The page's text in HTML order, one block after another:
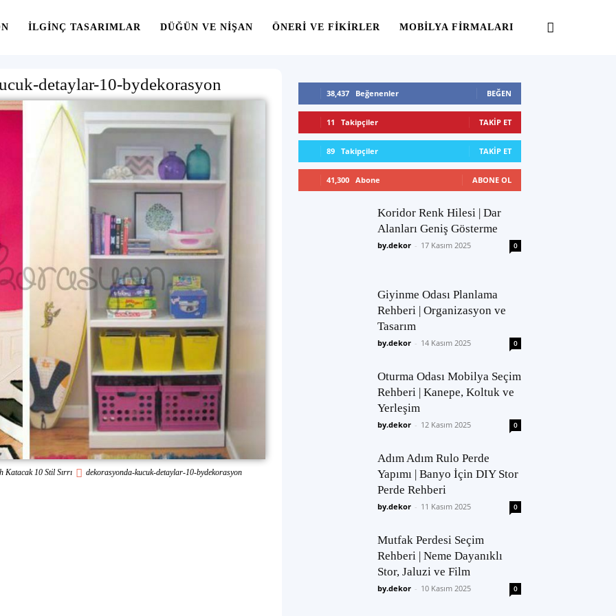
İLGINÇ TASARIMLAR DÜĞÜN VE NIŞAN ÖNERI VE FIKIRLER MOBILYA FIRMALARI
detaylar-10-bydekorasyon
Katacak 10 Stil Sırrı dekorasyonda-kucuk-detaylar-10-bydekorasyon
38,437 Beğenenler BEĞEN
11 Takipçiler TAKIP ET
89 Takipçiler TAKIP ET
41,300 Abone ABONE OL
Koridor Renk Hilesi | Dar
Alanları Geniş Gösterme
by.dekor - 17 Kasım 2025 0
Giyinme Odası Planlama
Rehberi | Organizasyon ve
Tasarım
by.dekor - 14 Kasım 2025 0
Oturma Odası Mobilya Seçim
Rehberi | Kanepe, Koltuk ve
Yerleşim
by.dekor - 12 Kasım 2025 0
Adım Adım Rulo Perde
Yapımı | Banyo İçin DIY Stor
Perde Rehberi
by.dekor - 11 Kasım 2025 0
Mutfak Perdesi Seçim
Rehberi | Neme Dayanıklı
Stor, Jaluzi ve Film
by.dekor - 10 Kasım 2025 0